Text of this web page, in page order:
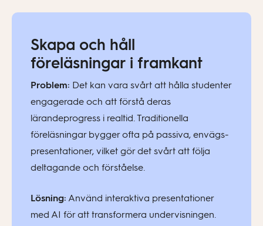
Skapa och håll
föreläsningar i framkant
Problem: Det kan vara svårt att hålla studenter
engagerade och att förstå deras
lärandeprogress i realtid. Traditionella
föreläsningar bygger ofta på passiva, envägs-
presentationer, vilket gör det svårt att följa
deltagande och förståelse.
Lösning: Använd interaktiva presentationer
med AI för att transformera undervisningen.